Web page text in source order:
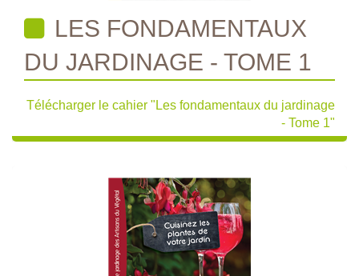
LES FONDAMENTAUX
DU JARDINAGE - TOME 1
Télécharger le cahier "Les fondamentaux du jardinage
- Tome 1"